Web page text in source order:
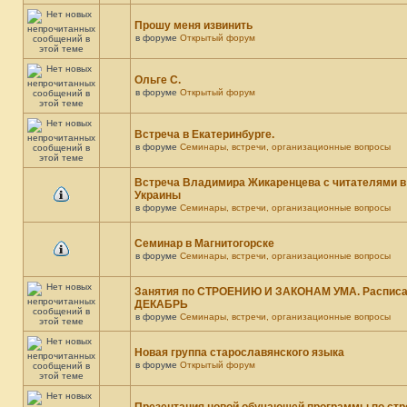
Прошу меня извинить
в форуме Открытый форум
Ольге С.
в форуме Открытый форум
Встреча в Екатеринбурге.
в форуме Семинары, встречи, организационные вопросы
Встреча Владимира Жикаренцева с читателями в
Украины
в форуме Семинары, встречи, организационные вопросы
Семинар в Магнитогорске
в форуме Семинары, встречи, организационные вопросы
Занятия по СТРОЕНИЮ И ЗАКОНАМ УМА.
ДЕКАБРЬ
в форуме Семинары, встречи, организационные вопросы
Новая группа старославянского языка
в форуме Открытый форум